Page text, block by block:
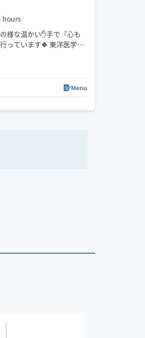
22:30 23:00
hours
様な温かい✋手で『心も
っています🍀 東洋医学で
で、藤枝市外も対応可能
Menu